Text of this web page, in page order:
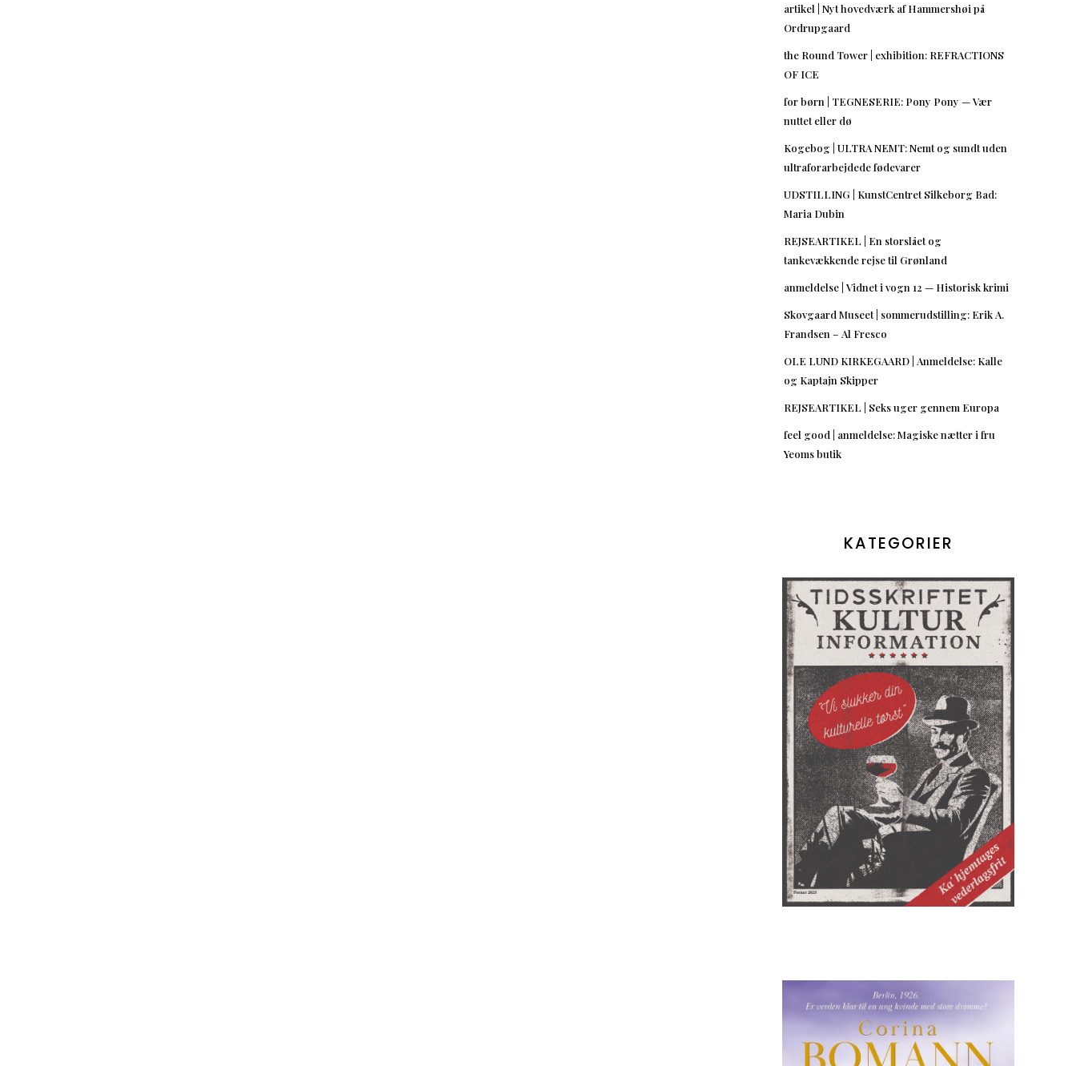
artikel | Nyt hovedværk af Hammershøi på
Ordrupgaard
the Round Tower | exhibition: REFRACTIONS
OF ICE
for børn | TEGNESERIE: Pony Pony — Vær
nuttet eller dø
Kogebog | ULTRA NEMT: Nemt og sundt uden
ultraforarbejdede fødevarer
UDSTILLING | KunstCentret Silkeborg Bad:
Maria Dubin
REJSEARTIKEL | En storslået og
tankevækkende rejse til Grønland
anmeldelse | Vidnet i vogn 12 — Historisk krimi
Skovgaard Museet | sommerudstilling: Erik A.
Frandsen – Al Fresco
OLE LUND KIRKEGAARD | Anmeldelse: Kalle
og Kaptajn Skipper
REJSEARTIKEL | Seks uger gennem Europa
feel good | anmeldelse: Magiske nætter i fru
Yeoms butik
KATEGORIER